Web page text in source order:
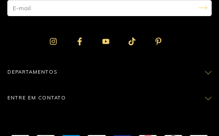
DEPARTAMENTOS
ENTRE EM CONTATO